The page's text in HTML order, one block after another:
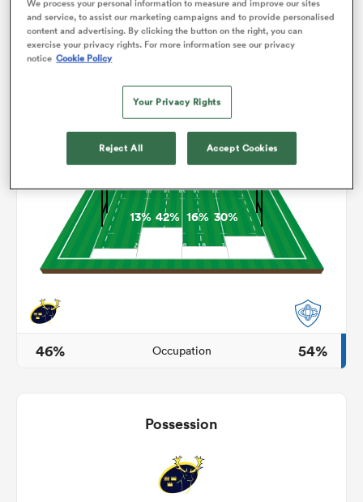
15
Franchissements
7
16
Turnovers perdus
Occupation
13% 42% 16% 30%
46% Occupation 54%
Possession
We process your personal information to measure and improve our sites
and service, to assist our marketing campaigns and to provide personalised
content and advertising. By clicking the button on the right, you can
exercise your privacy rights. For more information see our privacy
notice Cookie Policy
Your Privacy Rights
Reject All Accept Cookies